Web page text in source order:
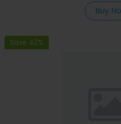
Buy
Save 42%